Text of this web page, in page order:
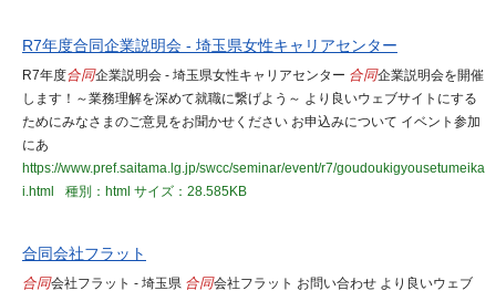
R7年度合同企業説明会 - 埼玉県女性キャリアセンター
R7年度合同企業説明会 - 埼玉県女性キャリアセンター 合同企業説明会を開催
します！～業務理解を深めて就職に繋げよう～ より良いウェブサイトにする
ためにみなさまのご意見をお聞かせください お申込みについて イベント参加
にあ
https://www.pref.saitama.lg.jp/swcc/seminar/event/r7/goudoukigyousetumeika
i.html
種別：html サイズ：28.585KB
合同会社フラット
合同会社フラット - 埼玉県 合同会社フラット お問い合わせ より良いウェブ